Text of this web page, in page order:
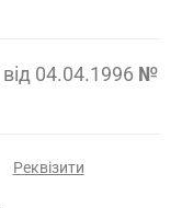
від 04.04.1996 №
Реквізити